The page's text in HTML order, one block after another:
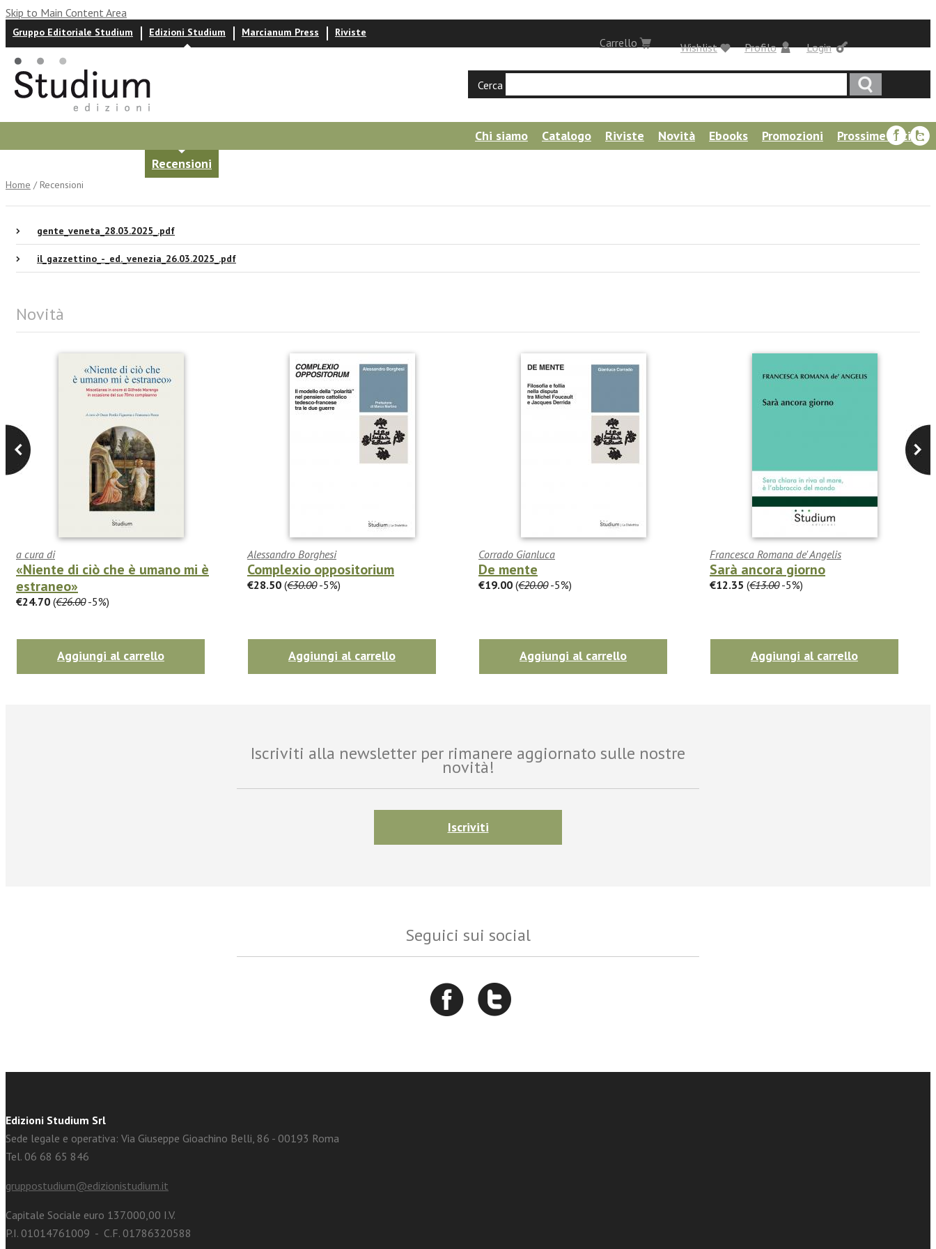
Skip to Main Content Area
Login
Carrello
Gruppo Editoriale Studium Edizioni Studium Marcianum Press Riviste
Profilo
Wishlist
Cerca
Chi siamo Catalogo Riviste Novità Ebooks Promozioni
Prossime uscite
Recensioni
Home / Recensioni
gente_veneta_28.03.2025_.pdf
il_gazzettino_-_ed._venezia_26.03.2025_.pdf
Novità
a cura di
«Niente di ciò che è umano mi è
estraneo»
€24.70 (€26.00-5%)
Aggiungi al carrello
Alessandro Borghesi
Complexio oppositorium
€28.50 (€30.00-5%)
Aggiungi al carrello
Corrado Gianluca
De mente
€19.00 (€20.00-5%)
Aggiungi al carrello
Francesca Romana de' Angelis
Sarà ancora giorno
€12.35 (€13.00-5%)
Aggiungi al carrello
Iscriviti alla newsletter per rimanere aggiornato sulle nostre
novità!
Iscriviti
Seguici sui social
Edizioni Studium Srl
Sede legale e operativa: Via Giuseppe Gioachino Belli, 86 - 00193 Roma
Tel. 06 68 65 846
gruppostudium@edizionistudium.it
Capitale Sociale euro 137.000,00 I.V.
P.I. 01014761009 - C.F. 01786320588